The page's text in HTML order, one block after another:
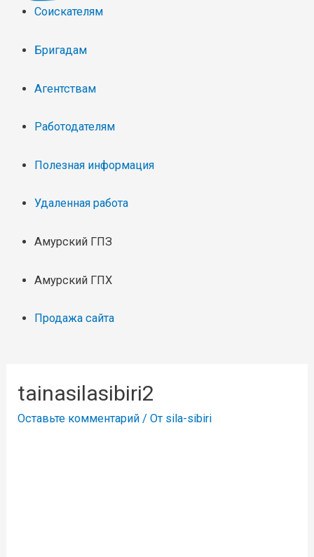
Соискателям
Бригадам
Агентствам
Работодателям
Полезная информация
Удаленная работа
Амурский ГПЗ
Амурский ГПХ
Продажа сайта
tainasilasibiri2
Оставьте комментарий / От sila-sibiri